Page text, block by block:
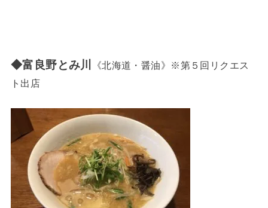
◆富良野とみ川
《北海道・醤油》※第５回リクエス
ト出店